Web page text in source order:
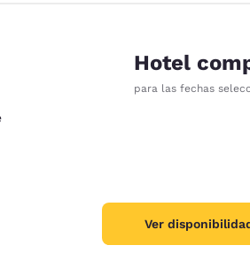
Hotel
para las fechas
Ver